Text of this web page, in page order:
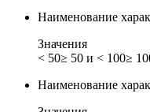
Наименование
Значения
< 50≥ 50 и < 100≥
Наименование